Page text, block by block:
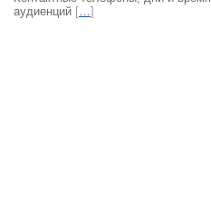
аудиенций […]